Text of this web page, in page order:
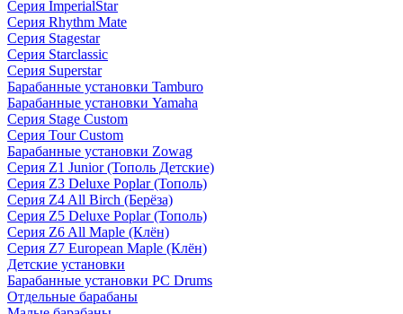
Серия ImperialStar
Серия Rhythm Mate
Серия Stagestar
Серия Starclassic
Серия Superstar
Барабанные установки Tamburo
Барабанные установки Yamaha
Серия Stage Custom
Серия Tour Custom
Барабанные установки Zowag
Серия Z1 Junior (Тополь Детские)
Серия Z3 Deluxe Poplar (Тополь)
Серия Z4 All Birch (Берёза)
Серия Z5 Deluxe Poplar (Тополь)
Серия Z6 All Maple (Клён)
Серия Z7 European Maple (Клён)
Детские установки
Барабанные установки PC Drums
Отдельные барабаны